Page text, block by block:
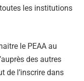
les institutions
le PEAA au
des autres
de l’inscrire dans